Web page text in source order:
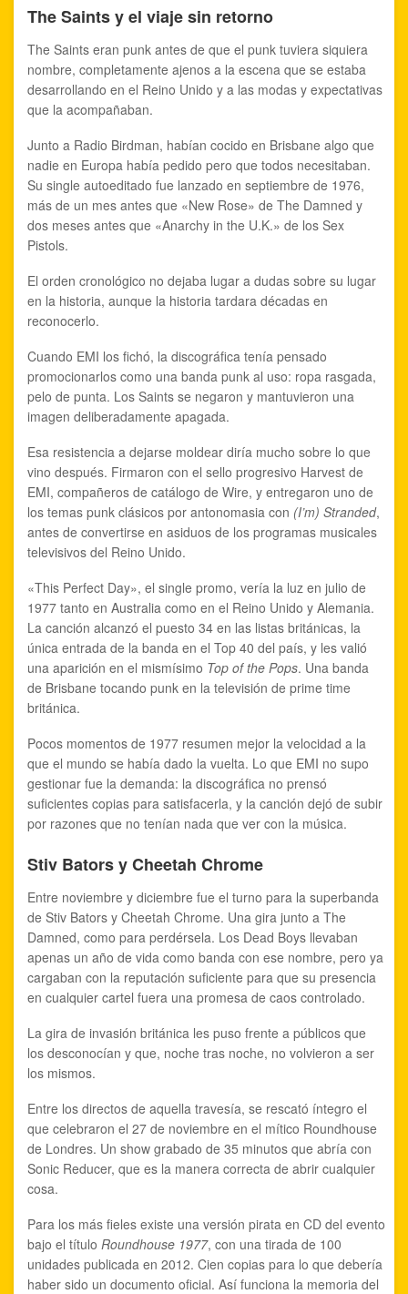
The Saints y el viaje sin retorno
The Saints eran punk antes de que el punk tuviera siquiera
nombre, completamente ajenos a la escena que se estaba
desarrollando en el Reino Unido y a las modas y expectativas
que la acompañaban.
Junto a Radio Birdman, habían cocido en Brisbane algo que
nadie en Europa había pedido pero que todos necesitaban.
Su single autoeditado fue lanzado en septiembre de 1976,
más de un mes antes que «New Rose» de The Damned y
dos meses antes que «Anarchy in the U.K.» de los Sex
Pistols.
El orden cronológico no dejaba lugar a dudas sobre su lugar
en la historia, aunque la historia tardara décadas en
reconocerlo.
Cuando EMI los fichó, la discográfica tenía pensado
promocionarlos como una banda punk al uso: ropa rasgada,
pelo de punta. Los Saints se negaron y mantuvieron una
imagen deliberadamente apagada.
Esa resistencia a dejarse moldear diría mucho sobre lo que
vino después. Firmaron con el sello progresivo Harvest de
EMI, compañeros de catálogo de Wire, y entregaron uno de
los temas punk clásicos por antonomasia con (I’m) Stranded,
antes de convertirse en asiduos de los programas musicales
televisivos del Reino Unido.
«This Perfect Day», el single promo, vería la luz en julio de
1977 tanto en Australia como en el Reino Unido y Alemania.
La canción alcanzó el puesto 34 en las listas británicas, la
única entrada de la banda en el Top 40 del país, y les valió
una aparición en el mismísimo Top of the Pops. Una banda
de Brisbane tocando punk en la televisión de prime time
británica.
Pocos momentos de 1977 resumen mejor la velocidad a la
que el mundo se había dado la vuelta. Lo que EMI no supo
gestionar fue la demanda: la discográfica no prensó
suficientes copias para satisfacerla, y la canción dejó de subir
por razones que no tenían nada que ver con la música.
Stiv Bators y Cheetah Chrome
Entre noviembre y diciembre fue el turno para la superbanda
de Stiv Bators y Cheetah Chrome. Una gira junto a The
Damned, como para perdérsela. Los Dead Boys llevaban
apenas un año de vida como banda con ese nombre, pero ya
cargaban con la reputación suficiente para que su presencia
en cualquier cartel fuera una promesa de caos controlado.
La gira de invasión británica les puso frente a públicos que
los desconocían y que, noche tras noche, no volvieron a ser
los mismos.
Entre los directos de aquella travesía, se rescató íntegro el
que celebraron el 27 de noviembre en el mítico Roundhouse
de Londres. Un show grabado de 35 minutos que abría con
Sonic Reducer, que es la manera correcta de abrir cualquier
cosa.
Para los más fieles existe una versión pirata en CD del evento
bajo el título Roundhouse 1977, con una tirada de 100
unidades publicada en 2012. Cien copias para lo que debería
haber sido un documento oficial. Así funciona la memoria del